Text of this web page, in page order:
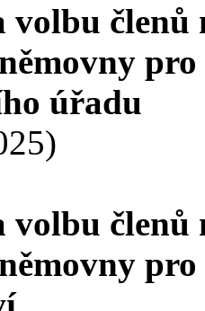
volbu členů
úřadu
volbu členů